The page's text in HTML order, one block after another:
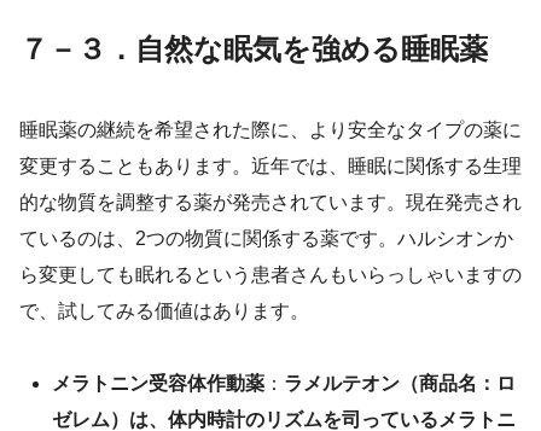
７－３．自然な眠気を強める睡眠薬
睡眠薬の継続を希望された際に、より安全なタイプの薬に
変更することもあります。近年では、睡眠に関係する生理
的な物質を調整する薬が発売されています。現在発売され
ているのは、2つの物質に関係する薬です。ハルシオンか
ら変更しても眠れるという患者さんもいらっしゃいますの
で、試してみる価値はあります。
メラトニン受容体作動薬 ： ラメルテオン（商品名：ロ
ゼレム）は、体内時計のリズムを司っているメラトニ